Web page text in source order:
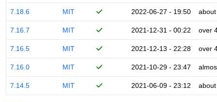
7.18.6 MIT 2022-06-27 - 19:50
7.16.7 MIT 2021-12-31 - 00:22 over
7.16.5 MIT 2021-12-13 - 22:28 over
7.16.0 MIT 2021-10-29 - 23:47
7.14.5 MIT 2021-06-09 - 23:12